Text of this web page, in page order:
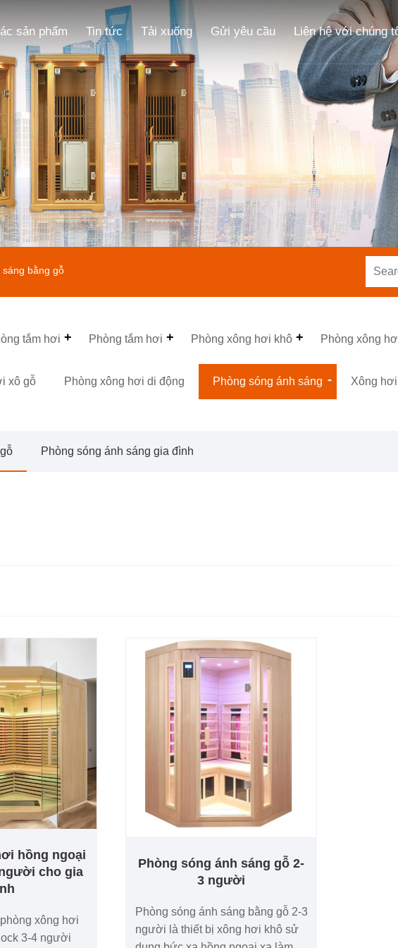
sản phẩm Tin tức Tải xuống Gửi yêu cầu Liên hệ với chúng
sáng bằng gỗ
tắm hơi Phòng tắm hơi Phòng xông hơi khô Phòng xông
xô gỗ Phòng xông hơi di động Phòng sóng ánh sáng Xông hơi
Phòng sóng ánh sáng gia đình
hồng ngoại
cho gia
xông hơi
3-4 người
Phòng sóng ánh sáng gỗ 2-
3 người
Phòng sóng ánh sáng bằng gỗ 2-3
người là thiết bị xông hơi khô sử